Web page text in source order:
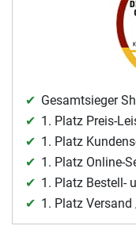
Gesamtsieger
1. Platz Preis-
1. Platz
1. Platz Online-
1. Platz Bestell-
1. Platz